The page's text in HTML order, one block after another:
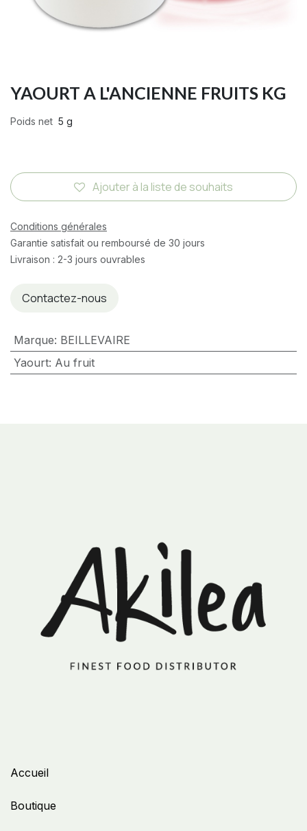
YAOURT A L'ANCIENNE FRUITS KG
Poids net 5 g
Ajouter à la liste de souhaits
Conditions générales
Garantie satisfait ou remboursé de 30 jours
Livraison : 2-3 jours ouvrables
Contactez-nous
Marque: BEILLEVAIRE
Yaourt: Au fruit
Accueil
Boutique